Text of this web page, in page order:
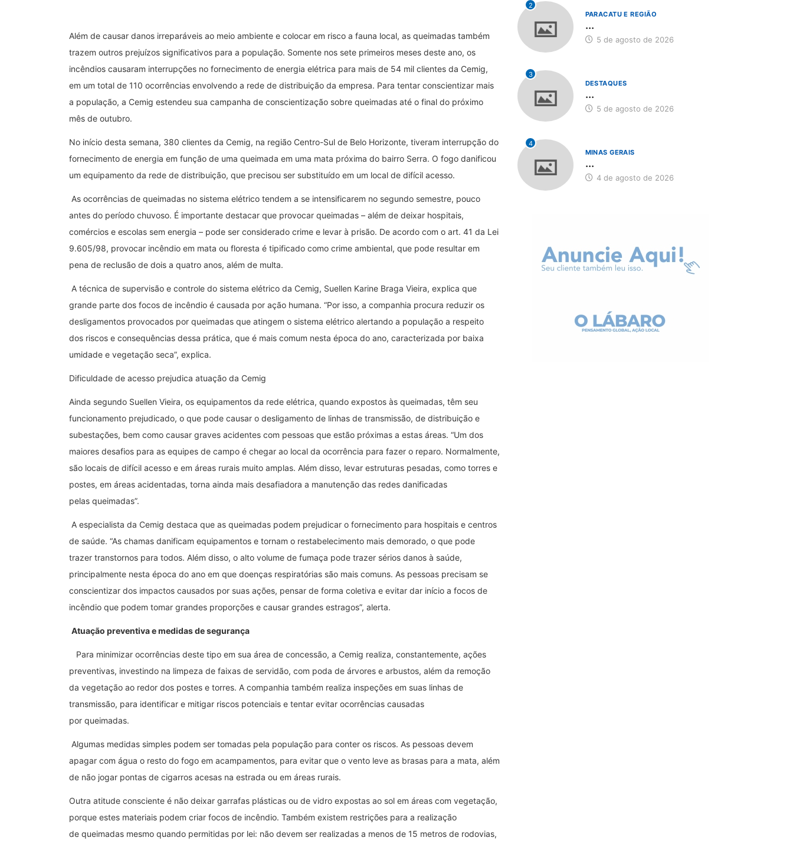
Além de causar danos irreparáveis ao meio ambiente e colocar em risco a fauna local, as queimadas também
trazem outros prejuízos significativos para a população. Somente nos sete primeiros meses deste ano, os
incêndios causaram interrupções no fornecimento de energia elétrica para mais de 54 mil clientes da Cemig,
em um total de 110 ocorrências envolvendo a rede de distribuição da empresa. Para tentar conscientizar mais
a população, a Cemig estendeu sua campanha de conscientização sobre queimadas até o final do próximo
mês de outubro.
No início desta semana, 380 clientes da Cemig, na região Centro-Sul de Belo Horizonte, tiveram interrupção do
fornecimento de energia em função de uma queimada em uma mata próxima do bairro Serra. O fogo danificou
um equipamento da rede de distribuição, que precisou ser substituído em um local de difícil acesso.
As ocorrências de queimadas no sistema elétrico tendem a se intensificarem no segundo semestre, pouco
antes do período chuvoso. É importante destacar que provocar queimadas – além de deixar hospitais,
comércios e escolas sem energia – pode ser considerado crime e levar à prisão. De acordo com o art. 41 da Lei
9.605/98, provocar incêndio em mata ou floresta é tipificado como crime ambiental, que pode resultar em
pena de reclusão de dois a quatro anos, além de multa.
A técnica de supervisão e controle do sistema elétrico da Cemig, Suellen Karine Braga Vieira, explica que
grande parte dos focos de incêndio é causada por ação humana. “Por isso, a companhia procura reduzir os
desligamentos provocados por queimadas que atingem o sistema elétrico alertando a população a respeito
dos riscos e consequências dessa prática, que é mais comum nesta época do ano, caracterizada por baixa
umidade e vegetação seca”, explica.
Dificuldade de acesso prejudica atuação da Cemig
Ainda segundo Suellen Vieira, os equipamentos da rede elétrica, quando expostos às queimadas, têm seu
funcionamento prejudicado, o que pode causar o desligamento de linhas de transmissão, de distribuição e
subestações, bem como causar graves acidentes com pessoas que estão próximas a estas áreas. “Um dos
maiores desafios para as equipes de campo é chegar ao local da ocorrência para fazer o reparo. Normalmente,
são locais de difícil acesso e em áreas rurais muito amplas. Além disso, levar estruturas pesadas, como torres e
postes, em áreas acidentadas, torna ainda mais desafiadora a manutenção das redes danificadas
pelas queimadas”.
A especialista da Cemig destaca que as queimadas podem prejudicar o fornecimento para hospitais e centros
de saúde. “As chamas danificam equipamentos e tornam o restabelecimento mais demorado, o que pode
trazer transtornos para todos. Além disso, o alto volume de fumaça pode trazer sérios danos à saúde,
principalmente nesta época do ano em que doenças respiratórias são mais comuns. As pessoas precisam se
conscientizar dos impactos causados por suas ações, pensar de forma coletiva e evitar dar início a focos de
incêndio que podem tomar grandes proporções e causar grandes estragos”, alerta.
Atuação preventiva e medidas de segurança
Para minimizar ocorrências deste tipo em sua área de concessão, a Cemig realiza, constantemente, ações
preventivas, investindo na limpeza de faixas de servidão, com poda de árvores e arbustos, além da remoção
da vegetação ao redor dos postes e torres. A companhia também realiza inspeções em suas linhas de
transmissão, para identificar e mitigar riscos potenciais e tentar evitar ocorrências causadas
por queimadas.
Algumas medidas simples podem ser tomadas pela população para conter os riscos. As pessoas devem
apagar com água o resto do fogo em acampamentos, para evitar que o vento leve as brasas para a mata, além
de não jogar pontas de cigarros acesas na estrada ou em áreas rurais.
Outra atitude consciente é não deixar garrafas plásticas ou de vidro expostas ao sol em áreas com vegetação,
porque estes materiais podem criar focos de incêndio. Também existem restrições para a realização
de queimadas mesmo quando permitidas por lei: não devem ser realizadas a menos de 15 metros de rodovias,
2
PARACATU E REGIÃO
...
5 de agosto de 2026
3
DESTAQUES
...
5 de agosto de 2026
4
MINAS GERAIS
...
4 de agosto de 2026